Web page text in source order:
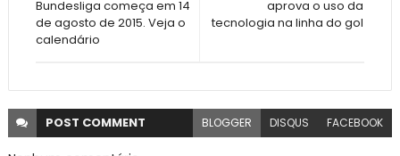
aprova o uso da
tecnologia na linha do gol
Bundesliga começa em 14
de agosto de 2015. Veja o
calendário
POST COMMENT BLOGGER DISQUS FACEBOOK